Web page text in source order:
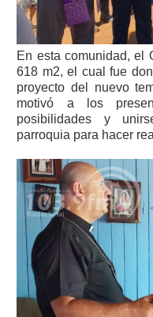
En esta comunidad, el
618 m2, el cual fue
proyecto del nuevo
motivó a los
posibilidades y
parroquia para hacer